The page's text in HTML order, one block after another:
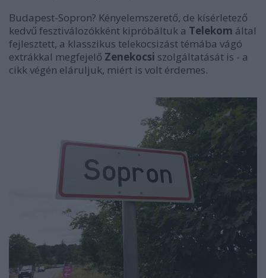
Budapest-Sopron? Kényelemszerető, de kísérletező
kedvű fesztiválozókként kipróbáltuk a Telekom által
fejlesztett, a klasszikus telekocsizást témába vágó
extrákkal megfejelő Zenekocsi szolgáltatását is - a
cikk végén eláruljuk, miért is volt érdemes.